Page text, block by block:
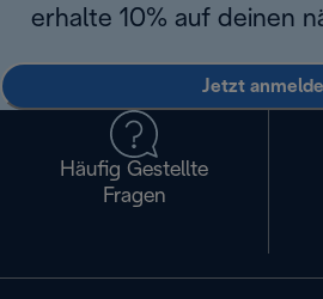
erhalte 10% auf deinen
Jetzt
Häufig Gestellte
Fragen